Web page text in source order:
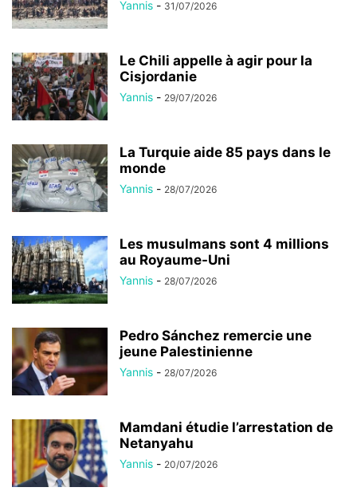
Yannis - 31/07/2026
Le Chili appelle à agir pour la
Cisjordanie
Yannis - 29/07/2026
La Turquie aide 85 pays dans le
monde
Yannis - 28/07/2026
Les musulmans sont 4 millions
au Royaume-Uni
Yannis - 28/07/2026
Pedro Sánchez remercie une
jeune Palestinienne
Yannis - 28/07/2026
Mamdani étudie l’arrestation de
Netanyahu
Yannis - 20/07/2026